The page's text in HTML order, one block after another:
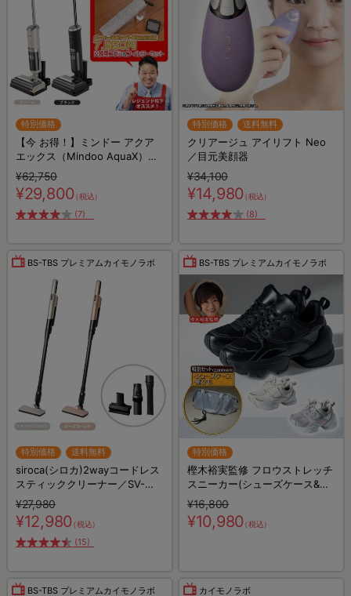
特別価格
【今 お得！】ミンドー アクア
エックス（Mindoo AquaX）／
MIA-N001／水拭き掃除機／コ
ードレス掃除機／スティック掃
除機
¥62,750
¥29,800（税込）
(7)
特別価格 送料無料
クリアージュ アイリフト Neo
／目元美顔器
¥34,100
¥14,980（税込）
(8)
BS-TBS プレミアムカイモノラボ
特別価格 送料無料
siroca(シロカ)2wayコードレス
スティッククリーナー／SV-
S281
¥27,980
¥12,980（税込）
(15)
BS-TBS プレミアムカイモノラボ
特別価格
樫木裕実監修 フロウストレッチ
スニーカー(シューズケース&靴
ひもセット)
¥16,800
¥10,980（税込）
BS-TBS プレミアムカイモノラボ カイモノラボ